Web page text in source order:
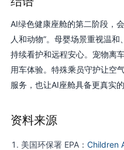
AI绿色健康座舱的第二阶段，
人和动物”。母婴场景重视温
持续看护和远程安心。宠物离
用车体验。特殊乘员守护让空
服务，也让AI座舱具备更真实的
资料来源
美国环保署 EPA： Children